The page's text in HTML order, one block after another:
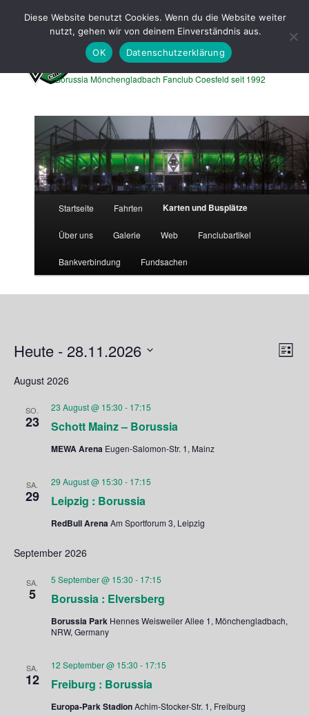
primären
sekundären
Borussen Express Coesfeld
Borussia Mönchengladbach Fanclub Coesfeld seit 1992
Startseite Fahrten Karten und Busplätze
Über uns Galerie Web Fanclubartikel
Bankverbindung Fundsachen
Veranstaltungen
Liste
Heute - 28.11.2026
wählen.
August 2026
SO.
23 Schott Mainz – Borussia
23 August @ 15:30 - 17:15
MEWA Arena Eugen-Salomon-Str. 1, Mainz
SA.
29 Leipzig : Borussia
29 August @ 15:30 - 17:15
RedBull Arena Am Sportforum 3, Leipzig
September 2026
SA.
5 Borussia : Elversberg
5 September @ 15:30 - 17:15
Borussia Park Hennes Weisweiler Allee 1, Mönchengladbach,
NRW, Germany
SA.
12 Freiburg : Borussia
12 September @ 15:30 - 17:15
Europa-Park StadionAchim-Stocker-Str. 1, Freiburg
Diese Website benutzt Cookies. Wenn du die Website weiter
nutzt, gehen wir von deinem Einverständnis aus.
OK
Datenschutzerklärung